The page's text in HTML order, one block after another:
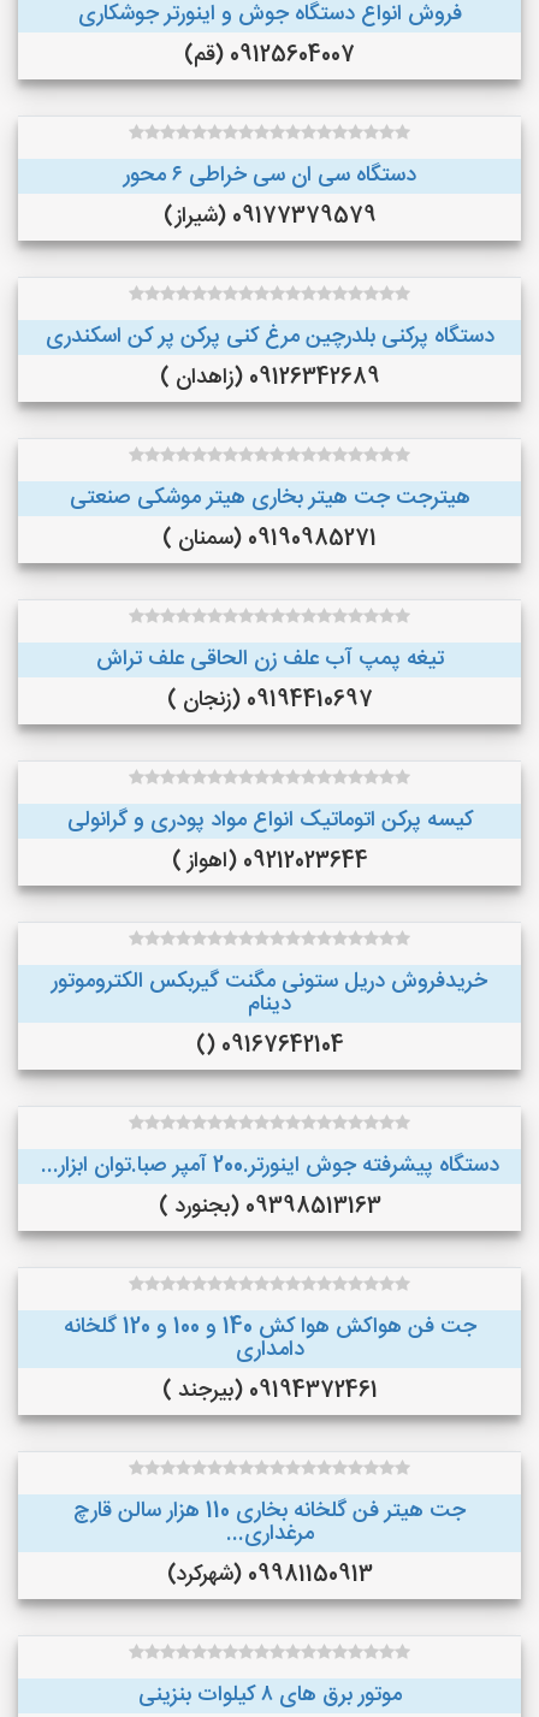
فروش انواع دستگاه جوش و اینورتر جوشکاری
09125604007 (قم)
دستگاه سی ان سی خراطی ۶ محور
09177379579 (شیراز)
دستگاه پرکنی بلدرچین مرغ کنی پرکن پر کن اسکندری
09126342689 (زاهدان )
هیترجت جت هیتر بخاری هیتر موشکی صنعتی
09190985271 (سمنان )
تیغه پمپ آب علف زن الحاقی علف تراش
09194410697 (زنجان )
کیسه پرکن اتوماتیک انواع مواد پودری و گرانولی
09212023644 (اهواز )
خریدفروش دریل ستونی مگنت گیربکس الکتروموتور
دینام
09167642104 ()
دستگاه پیشرفته جوش اینورتر.200 آمپر صبا.توان ابزار...
09398513163 (بجنورد )
جت فن هواکش هوا کش 140 و 100 و 120 گلخانه
دامداری
09194372461 (بیرجند )
جت هیتر فن گلخانه بخاری 110 هزار سالن قارچ
مرغداری...
09981150913 (شهرکرد)
موتور برق های ٨ کیلوات بنزینی